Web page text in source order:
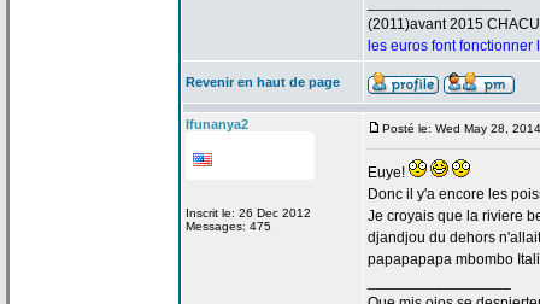
(2011)avant 2015
les euros font fonctionner
Revenir en haut de page
Ifunanya2
Inscrit le: 26 Dec 2012
Messages: 475
Posté le: Wed May 28,
Euye!
Donc il y'a encore les
Je croyais que la riviere
djandjou du dehors
papapapapa mbombo